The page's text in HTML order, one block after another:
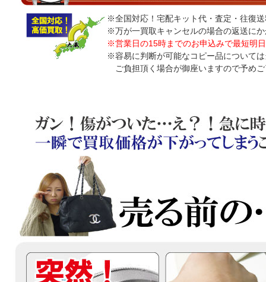
※全国対応！宅配キット代・査定・往復
※万が一買取キャンセルの場合の返送に
※営業日の15時までのお申込みで最短明
※容易に判断が可能なコピー品について
ご負担頂く場合が御座いますので予め